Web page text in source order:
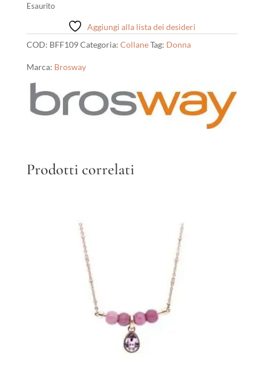
Esaurito
Aggiungi alla lista dei desideri
COD: BFF109Categoria: CollaneTag: Donna
Marca: Brosway
Prodotti correlati